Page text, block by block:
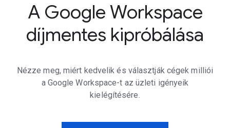
A Google Workspace
díjmentes kipróbálása
Nézze meg, miért kedvelik és választják cégek milliói
a Google Workspace-t az üzleti igényeik
kielégítésére.